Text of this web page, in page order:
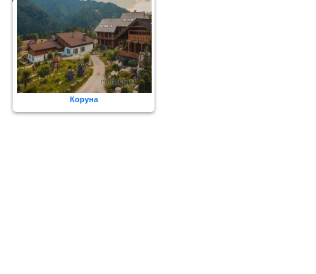
Коруна